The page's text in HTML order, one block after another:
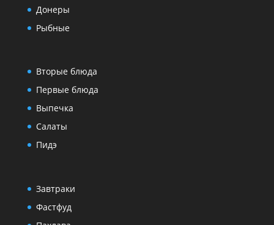
Донеры
Рыбные
Вторые блюда
Первые блюда
Выпечка
Салаты
Пидэ
Завтраки
Фастфуд